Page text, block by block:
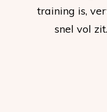
training is,
snel vol zit.